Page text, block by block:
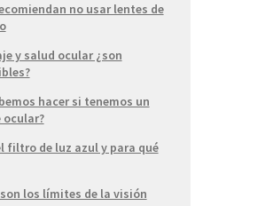
no usar lentes de
y salud ocular ¿son
hacer si tenemos un
ocular?
filtro de luz azul y para qué
son los límites de la visión